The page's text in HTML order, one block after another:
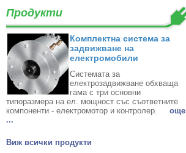
Продукти
Комплектна система за
задвижване на
електромобили
Системата за
електрозадвижване обхваща
гама с три основни
типоразмера на ел. мощност със съответните
компоненти - електромотор и контролер. ‎ oще
...
Виж всички продукти